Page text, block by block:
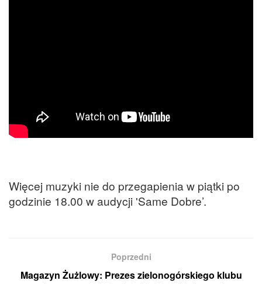
Więcej muzyki nie do przegapienia w piątki po
godzinie 18.00 w audycji 'Same Dobre’.
Poprzedni
Magazyn Żużlowy: Prezes zielonogórskiego klubu